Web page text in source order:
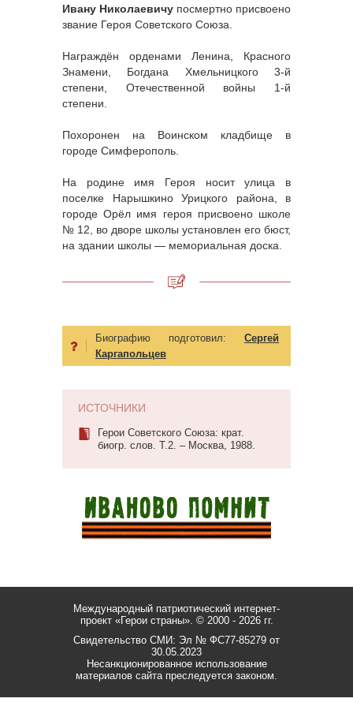
Ивану Николаевичу посмертно присвоено
звание Героя Советского Союза.
Награждён орденами Ленина, Красного
Знамени, Богдана Хмельницкого 3-й
степени, Отечественной войны 1-й
степени.
Похоронен на Воинском кладбище в
городе Симферополь.
На родине имя Героя носит улица в
поселке Нарышкино Урицкого района, в
городе Орёл имя героя присвоено школе
№ 12, во дворе школы установлен его бюст,
на здании школы — мемориальная доска.
Биографию подготовил: Сергей
Каргапольцев
ИСТОЧНИКИ
Герои Советского Союза: крат.
биогр. слов. Т.2. – Москва, 1988.
Международный патриотический интернет-
проект «Герои страны». © 2000 - 2026 гг.
Свидетельство СМИ: Эл № ФС77-85279 от
30.05.2023
Несанкционированное использование
материалов сайта преследуется законом.